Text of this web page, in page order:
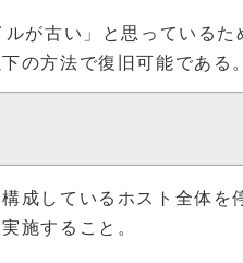
が古い」と思っている
の方法で復旧可能である
成しているホスト全体を
施すること。